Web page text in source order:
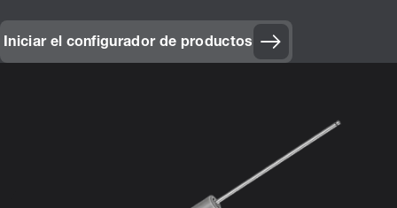
Iniciar el configurador de productos